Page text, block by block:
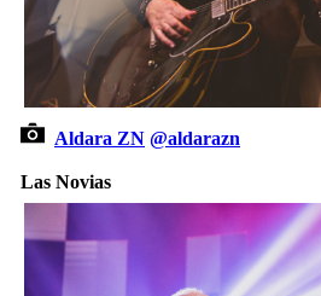
Aldara ZN @aldarazn
Las Novias